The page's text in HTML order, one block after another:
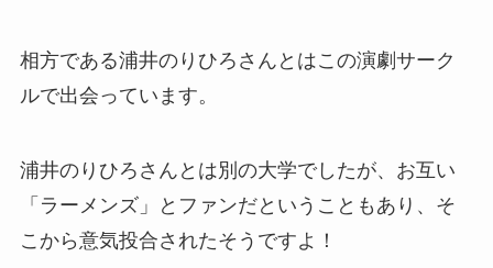
相方である浦井のりひろさんとはこの演劇サーク
ルで出会っています。
浦井のりひろさんとは別の大学でしたが、お互い
「ラーメンズ」とファンだということもあり、そ
こから意気投合されたそうですよ！